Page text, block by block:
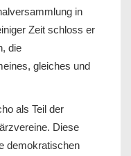
in
Zeit schloss er
die
gleiches und
als Teil der
Diese
demokratischen